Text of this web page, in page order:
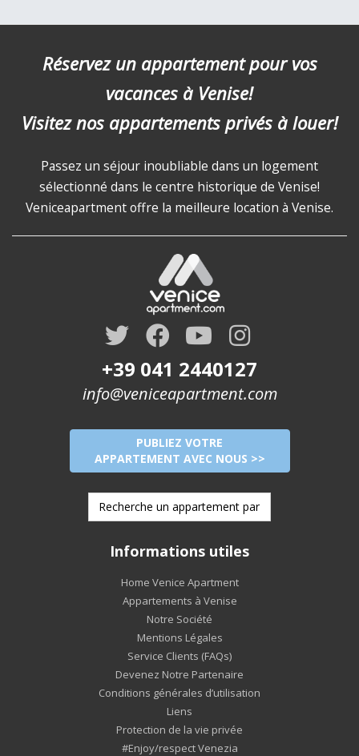
Réservez un appartement pour vos
vacances à Venise!
Visitez nos appartements privés à louer!
Passez un séjour inoubliable dans un logement
sélectionné dans le centre historique de Venise!
Veniceapartment offre la meilleure location à Venise.
+39 041 2440127
info@veniceapartment.com
PUBLIEZ VOTRE
APPARTEMENT AVEC NOUS >>
Informations utiles
Home Venice Apartment
Appartements à Venise
Notre Société
Mentions Légales
Service Clients (FAQs)
Devenez Notre Partenaire
Conditions générales d’utilisation
Liens
Protection de la vie privée
#Enjoy/respect Venezia